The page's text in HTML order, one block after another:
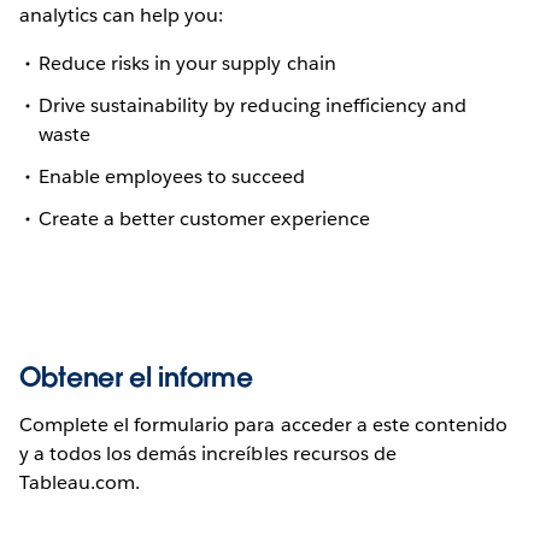
analytics can help you:
Reduce risks in your supply chain
Drive sustainability by reducing inefficiency and
waste
Enable employees to succeed
Create a better customer experience
Obtener el informe
Complete el formulario para acceder a este contenido
y a todos los demás increíbles recursos de
Tableau.com.